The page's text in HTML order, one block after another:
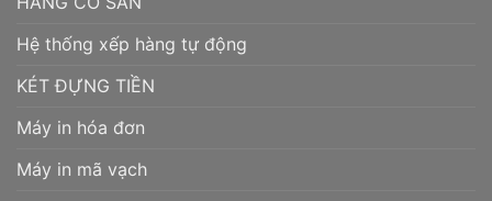
Hệ thống xếp hàng tự động
KÉT ĐỰNG TIỀN
Máy in hóa đơn
Máy in mã vạch